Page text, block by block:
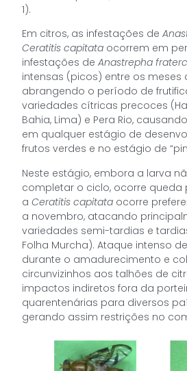
1).
Em citros, as infestações de
Ceratitis capitata ocorrem em
infestações de Anastrepha
intensas (picos) entre os meses
abrangendo o período de
variedades cítricas precoces
Bahia, Lima) e Pera Rio,
em qualquer estágio de
frutos verdes e no estágio de
Neste estágio, embora a larva
completar o ciclo, ocorre queda
a Ceratitis capitata ocorre
a novembro, atacando
variedades semi-tardias e
Folha Murcha). Ataque intenso
durante o amadurecimento e
circunvizinhos aos talhões de
impactos indiretos fora da
quarentenárias para diversos
gerando assim restrições no